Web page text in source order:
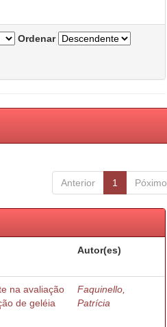
Ordenar
Anterior 1 Póximo
Autor(es)
na avaliação
de geléia
Faquinello,
Patrícia